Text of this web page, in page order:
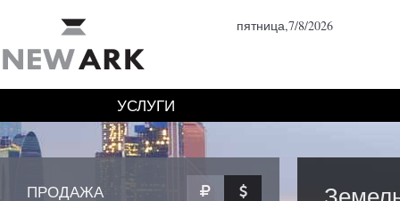
пятница,7/8/2026
УСЛУГИ
ПРОДАЖА